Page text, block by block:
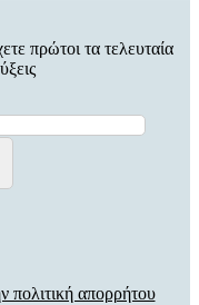
πρώτοι τα τελευταία
πολιτική απορρήτου